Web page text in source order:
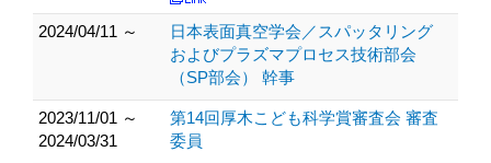
2024/04/11 ～
日本表面真空学会／スパッタリング
およびプラズマプロセス技術部会
（SP部会） 幹事
2023/11/01 ～
2024/03/31
第14回厚木こども科学賞審査会 審査
委員